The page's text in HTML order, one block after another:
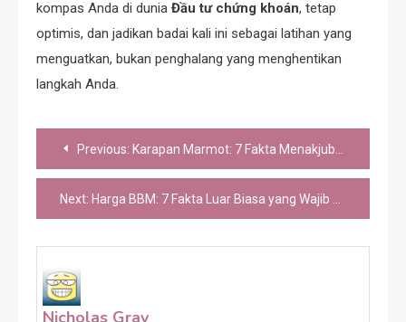
kompas Anda di dunia Đầu tư chứng khoán, tetap
optimis, dan jadikan badai kali ini sebagai latihan yang
menguatkan, bukan penghalang yang menghentikan
langkah Anda.
Post
navigation
Previous: Karapan Marmot: 7 Fakta Menakjubkan Tradisi Unik Lumajang
Next: Harga BBM: 7 Fakta Luar Biasa yang Wajib Anda Tahu Hari Ini